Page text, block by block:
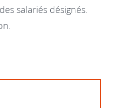
salariés désignés.